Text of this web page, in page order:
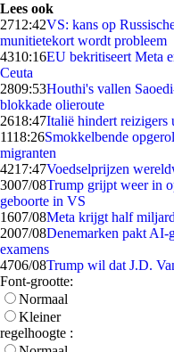
Lees ook
2712:42VS: kans op
munitietekort wordt probleem
4310:16EU bekritiseert Meta
Ceuta
2809:53Houthi's vallen
blokkade olieroute
2618:47Italië hindert reizigers
1118:26Smokkelbende
migranten
4217:47Voedselprijzen
3007/08Trump grijpt weer in
geboorte in VS
1607/08Meta krijgt half
2007/08Denemarken pakt AI-
examens
4706/08Trump wil dat J.D.
Font-grootte:
Normaal
Kleiner
regelhoogte :